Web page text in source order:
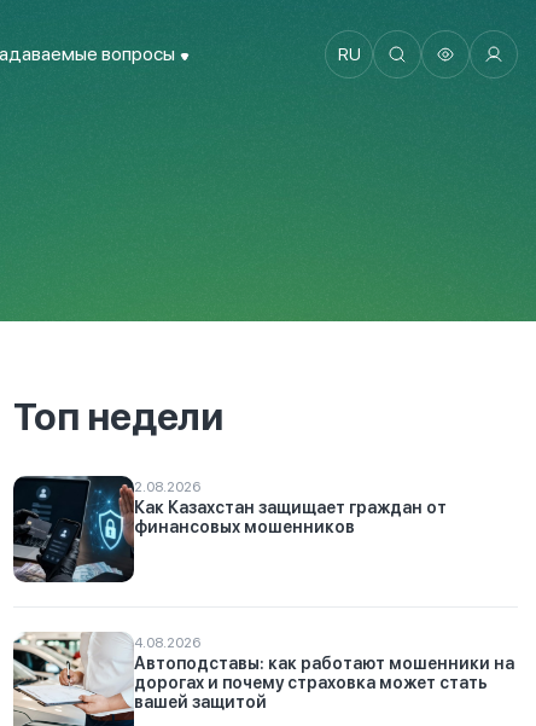
вопросы RU
Топ недели
2.08.2026
Как Казахстан защищает граждан от
финансовых мошенников
4.08.2026
Автоподставы: как работают мошенники на
дорогах и почему страховка может стать
вашей защитой